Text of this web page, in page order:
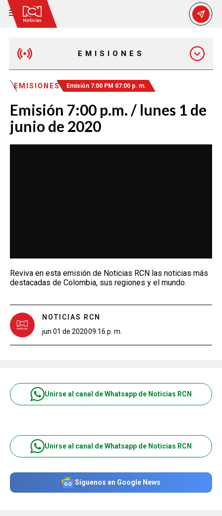
EMISIONES
EMISIÓN 12:30 PM
EMISIÓN 7:00 PM
EMISIONES Emisión 7:00 PM 07:00 p. m.
Emisión 7:00 p.m. / lunes 1 de
junio de 2020
Reviva en esta emisión de Noticias RCN las noticias más
destacadas de Colombia, sus regiones y el mundo.
NOTICIAS RCN
jun 01 de 202009:16 p. m.
Unirse al canal de Whatsapp de Noticias RCN
Unirse al canal de Whatsapp de Noticias RCN
Síguenos en Google News